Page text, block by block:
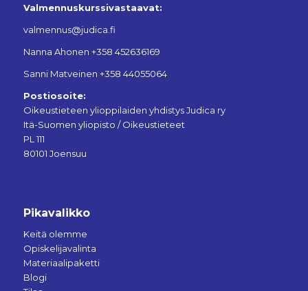
Valmennuskurssivastaavat:
valmennus@judica.fi
Nanna Ahonen +358 452636169
Sanni Matveinen +358 44055064
Postiosoite:
Oikeustieteen ylioppilaiden yhdistys Judica ry
Itä-Suomen yliopisto / Oikeustieteet
PL 111
80101 Joensuu
Pikavalikko
Keitä olemme
Opiskelijavalinta
Materiaalipaketti
Blogi